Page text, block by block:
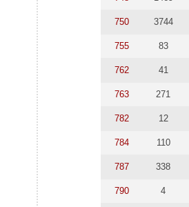
750 3744
755 83
762 41
763 271
782 12
784 110
787 338
790 4